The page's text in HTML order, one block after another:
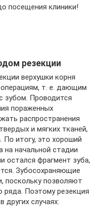
посещения клиники!
резекции
верхушки корня
т. е. дающим
зубом. Проводится
пораженных
распространения
и мягких тканей,
По итогу, это хороший
на начальной стадии
остался фрагмент зуба,
Зубосохраняющие
поскольку позволяют
ряда. Поэтому резекция
других случаях: